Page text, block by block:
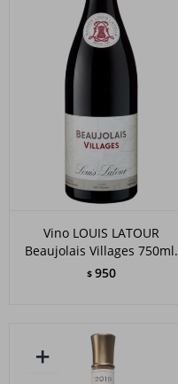
Vino LOUIS LATOUR
Beaujolais Villages 750ml.
$ 950